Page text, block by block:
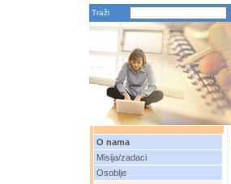
Traži
O nama
Misija/zadaci
Osoblje